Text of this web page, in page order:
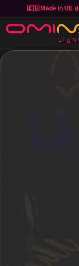
🇪🇺 Made in UE
Skip to main content